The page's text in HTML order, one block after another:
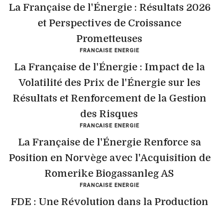
La Française de l'Énergie : Résultats 2026
et Perspectives de Croissance
Prometteuses
FRANCAISE ENERGIE
La Française de l'Énergie : Impact de la
Volatilité des Prix de l'Énergie sur les
Résultats et Renforcement de la Gestion
des Risques
FRANCAISE ENERGIE
La Française de l'Énergie Renforce sa
Position en Norvège avec l'Acquisition de
Romerike Biogassanleg AS
FRANCAISE ENERGIE
FDE : Une Révolution dans la Production